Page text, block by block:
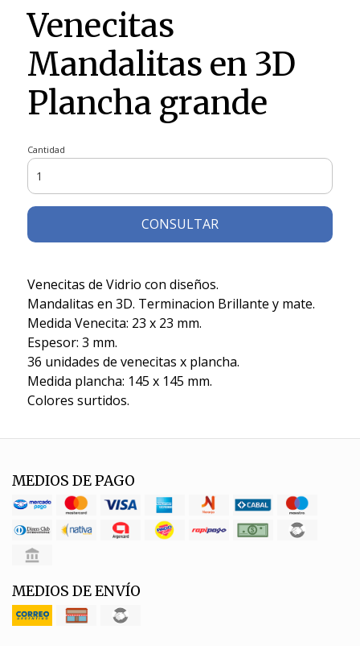
Venecitas
Mandalitas en 3D
Plancha grande
Cantidad
CONSULTAR
Venecitas de Vidrio con diseños.
Mandalitas en 3D. Terminacion Brillante y mate.
Medida Venecita: 23 x 23 mm.
Espesor: 3 mm.
36 unidades de venecitas x plancha.
Medida plancha: 145 x 145 mm.
Colores surtidos.
MEDIOS DE PAGO
MEDIOS DE ENVÍO